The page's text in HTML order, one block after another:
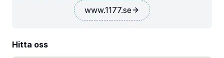
www.1177.se
Hitta oss